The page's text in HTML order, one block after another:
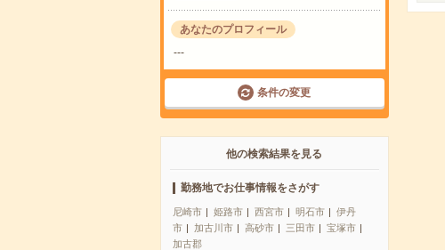
あなたのプロフィール
---
条件の変更
他の検索結果を見る
勤務地でお仕事情報をさがす
尼崎市 姫路市 西宮市 明石市
伊丹
市
加古川市 高砂市 三田市
宝塚市
加古郡